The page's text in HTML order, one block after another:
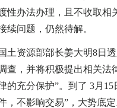
性办法办理，且不收取
续问题，仍然待解。
资源部部长姜大明8日透
查，并将积极提出相关
的充分保护”。到了 3月
，不影响交易”，大势底定